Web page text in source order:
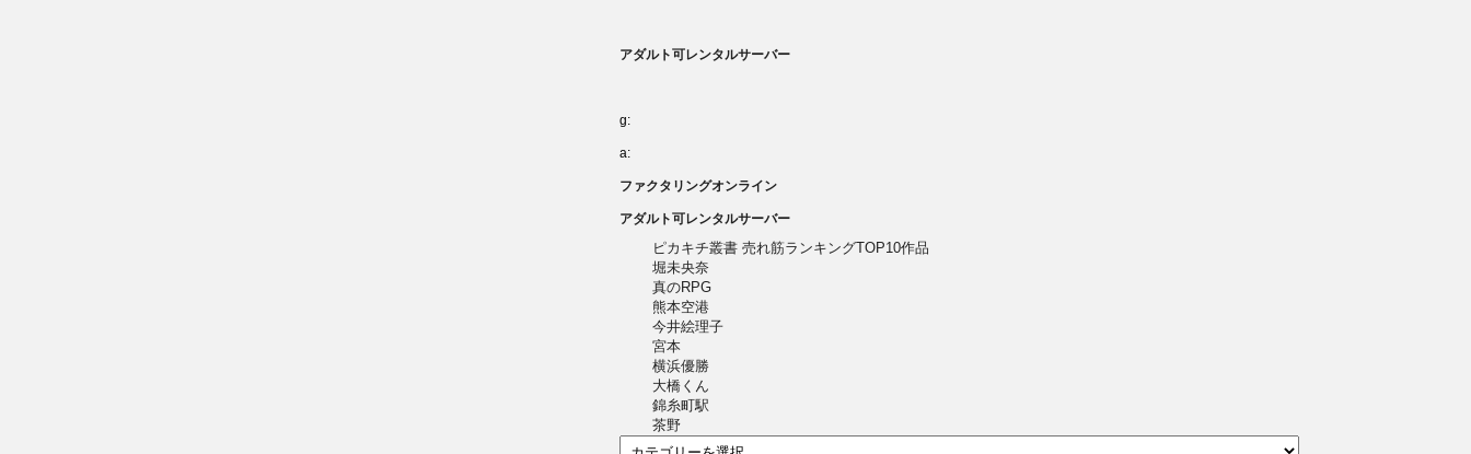
アダルト可レンタルサーバー
g:
a:
ファクタリングオンライン
アダルト可レンタルサーバー
ピカキチ叢書 売れ筋ランキングTOP10作品
堀未央奈
真のRPG
熊本空港
今井絵理子
宮本
横浜優勝
大橋くん
錦糸町駅
茶野